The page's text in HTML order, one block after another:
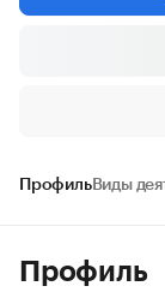
ПрофильВиды
Профиль